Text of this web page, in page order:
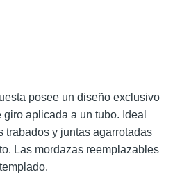
posee un diseño exclusivo
aplicada a un tubo. Ideal
trabados y juntas agarrotadas
Las mordazas reemplazables